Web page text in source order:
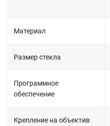
Материал
Размер стекла
Программное
обеспечение
Крепление на объектив